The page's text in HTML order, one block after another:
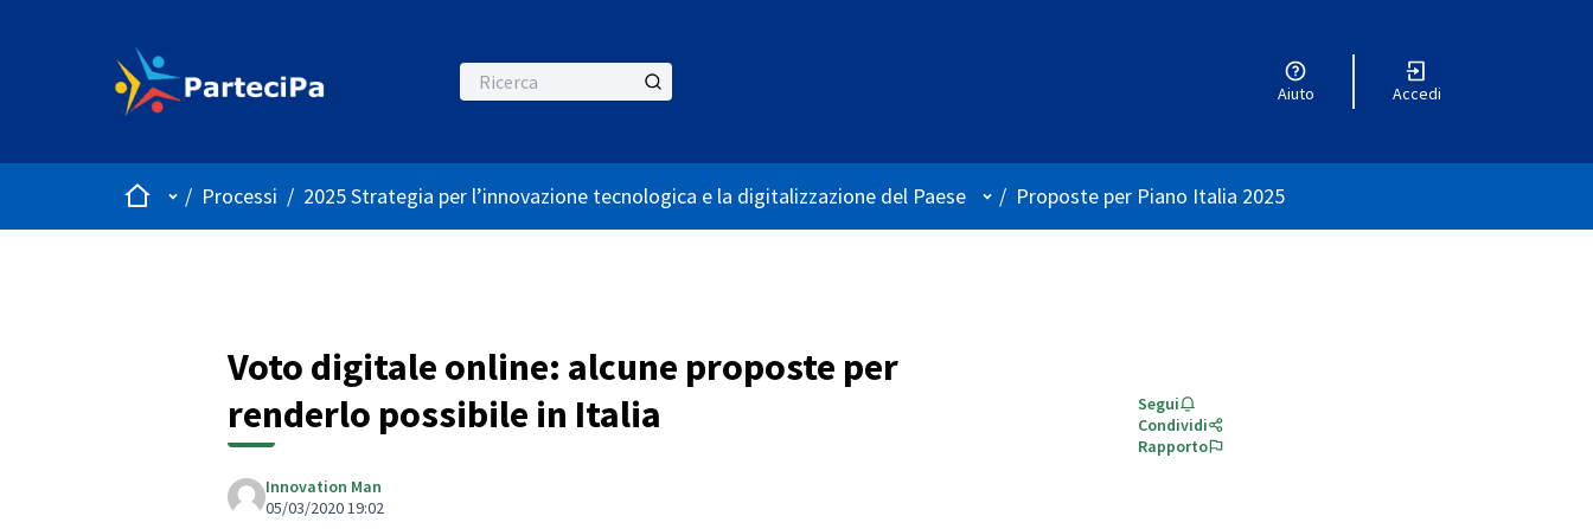
Aiuto Accedi
HomeMenù principale
/ Processi / 2025 Strategia per l’innovazione tecnologica e la digitalizzazione del Paese Menù utente
/ Proposte per Piano Italia 2025
Voto digitale online: alcune proposte per
renderlo possibile in Italia
Innovation Man
05/03/2020 19:02
Segui
Condividi
Rapporto